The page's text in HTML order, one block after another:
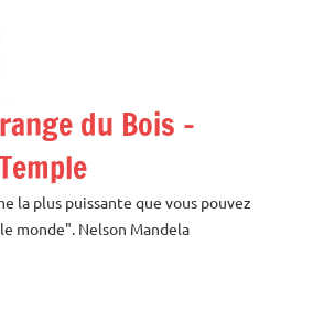
du Bois –
la plus puissante que vous pouvez
monde". Nelson Mandela